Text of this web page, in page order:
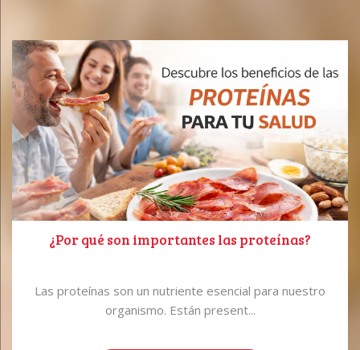
¿Por qué son importantes las proteínas?
Las proteínas son un nutriente esencial para nuestro
organismo. Están present...